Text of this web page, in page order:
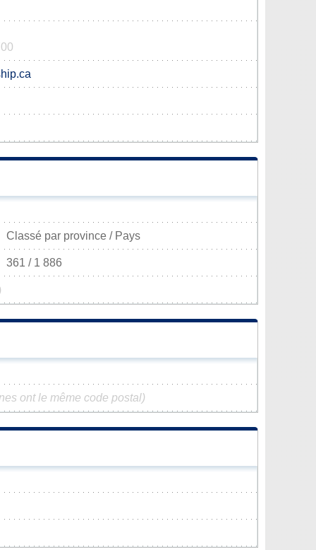
Classé par province / Pays
361 / 1 886
ont le même code postal)